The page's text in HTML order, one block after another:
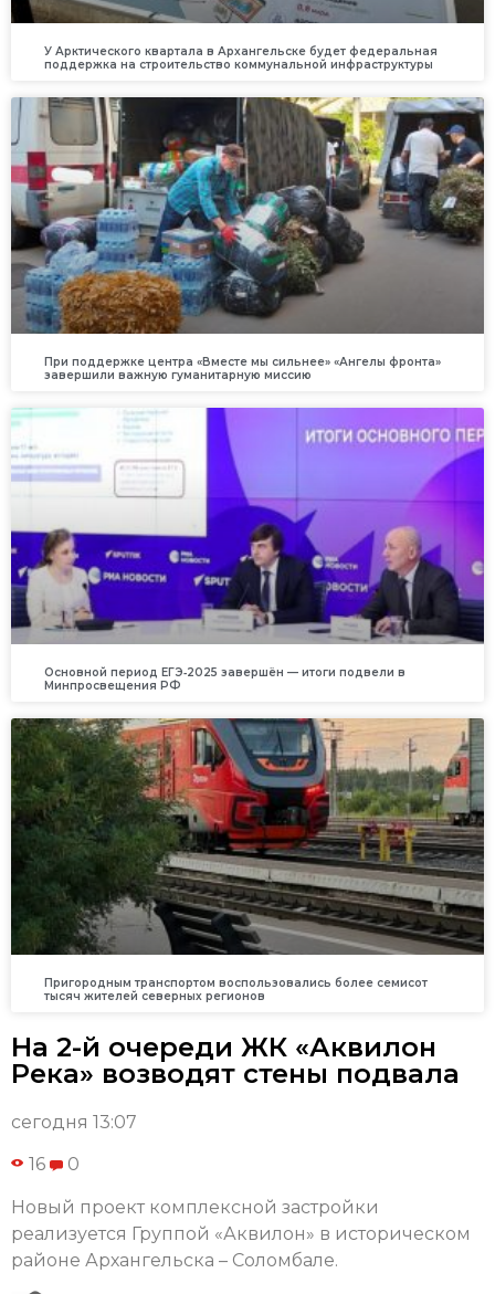
У Арктического квартала в Архангельске будет федеральная
поддержка на строительство коммунальной инфраструктуры
При поддержке центра «Вместе мы сильнее» «Ангелы фронта»
завершили важную гуманитарную миссию
Основной период ЕГЭ‑2025 завершён — итоги подвели в
Минпросвещения РФ
Пригородным транспортом воспользовались более семисот
тысяч жителей северных регионов
На 2-й очереди ЖК «Аквилон
Река» возводят стены подвала
сегодня 13:07
16 0
Новый проект комплексной застройки
реализуется Группой «Аквилон» в историческом
районе Архангельска – Соломбале.